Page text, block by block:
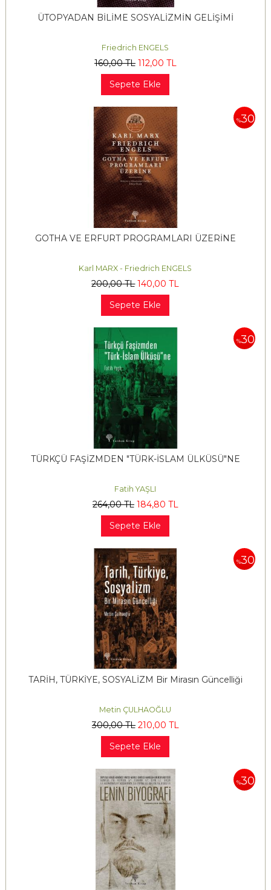
ÜTOPYADAN BİLİME SOSYALİZMİN GELİŞİMİ
Friedrich ENGELS
160,00TL 112,00 TL
Sepete Ekle
%30
GOTHA VE ERFURT PROGRAMLARI ÜZERİNE
Karl MARX - Friedrich ENGELS
200,00TL 140,00 TL
Sepete Ekle
%30
TÜRKÇÜ FAŞİZMDEN "TÜRK-İSLAM ÜLKÜSÜ"NE
Fatih YAŞLI
264,00TL 184,80 TL
Sepete Ekle
%30
TARİH, TÜRKİYE, SOSYALİZM Bir Mirasın Güncelliği
Metin ÇULHAOĞLU
300,00TL 210,00 TL
Sepete Ekle
%30